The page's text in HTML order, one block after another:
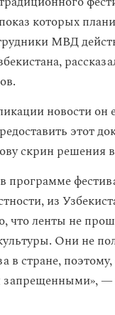
которых
МВД
новости он
этот
скрин решения
программе
из
что ленты не
Они не
в стране,
запрещенными», —